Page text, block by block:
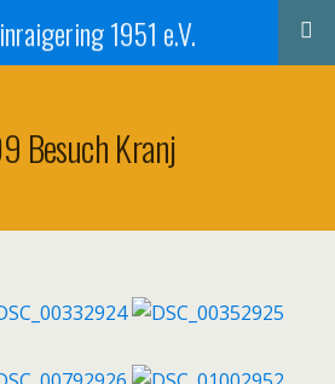
1951 e.V.
Besuch Kranj